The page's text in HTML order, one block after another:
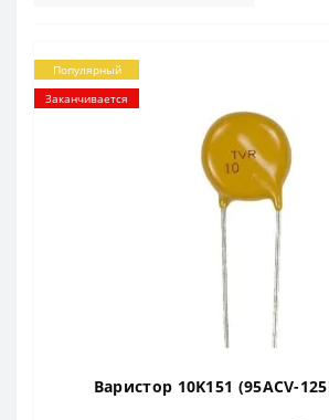
Популярный
Заканчивается
Варистор 10K151 (95ACV-